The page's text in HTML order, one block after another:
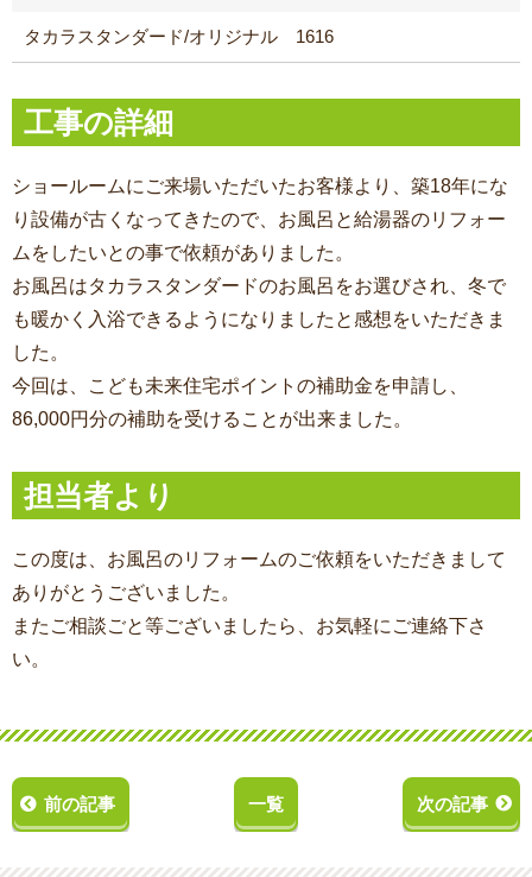
タカラスタンダード/オリジナル 1616
工事の詳細
ショールームにご来場いただいたお客様より、築18年にな
り設備が古くなってきたので、お風呂と給湯器のリフォー
ムをしたいとの事で依頼がありました。
お風呂はタカラスタンダードのお風呂をお選びされ、冬で
も暖かく入浴できるようになりましたと感想をいただきま
した。
今回は、こども未来住宅ポイントの補助金を申請し、
86,000円分の補助を受けることが出来ました。
担当者より
この度は、お風呂のリフォームのご依頼をいただきまして
ありがとうございました。
またご相談ごと等ございましたら、お気軽にご連絡下さ
い。
前の記事 一覧 次の記事